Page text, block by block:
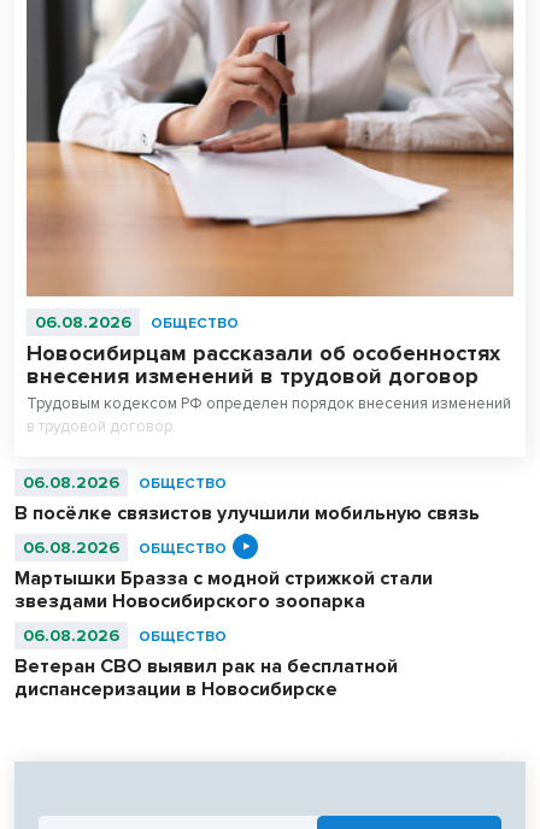
06.08.2026 ОБЩЕСТВО
Новосибирцам рассказали об особенностях
внесения изменений в трудовой договор
Трудовым кодексом РФ определен порядок внесения изменений
в трудовой договор.
06.08.2026 ОБЩЕСТВО
В посёлке связистов улучшили мобильную связь
06.08.2026 ОБЩЕСТВО
Мартышки Бразза с модной стрижкой стали
звездами Новосибирского зоопарка
06.08.2026 ОБЩЕСТВО
Ветеран СВО выявил рак на бесплатной
диспансеризации в Новосибирске